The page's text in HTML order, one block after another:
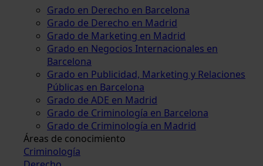
Grado en Derecho en Barcelona
Grado de Derecho en Madrid
Grado de Marketing en Madrid
Grado en Negocios Internacionales en
Barcelona
Grado en Publicidad, Marketing y Relaciones
Públicas en Barcelona
Grado de ADE en Madrid
Grado de Criminología en Barcelona
Grado de Criminología en Madrid
Áreas de conocimiento
Criminología